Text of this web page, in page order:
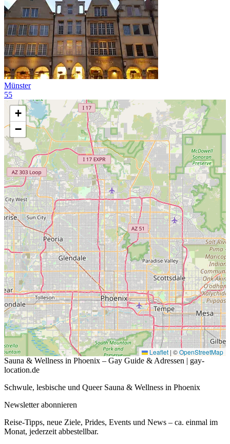
Münster
55
+
−
Leaflet | ©OpenStreetMap
Sauna & Wellness in Phoenix – Gay Guide & Adressen | gay-
location.de
Schwule, lesbische und Queer Sauna & Wellness in Phoenix
Newsletter abonnieren
Reise-Tipps, neue Ziele, Prides, Events und News – ca. einmal im
Monat, jederzeit abbestellbar.